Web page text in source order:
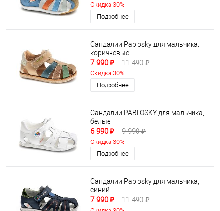
Скидка 30%
Подробнее
Сандалии Pablosky для мальчика,
коричневые
7 990 ₽ 11 490 ₽
Скидка 30%
Подробнее
Сандалии PABLOSKY для мальчика,
белые
6 990 ₽ 9 990 ₽
Скидка 30%
Подробнее
Сандалии Pablosky для мальчика,
синий
7 990 ₽ 11 490 ₽